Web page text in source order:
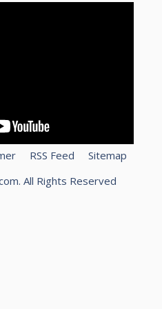
RSS Feed
Sitemap
All Rights Reserved